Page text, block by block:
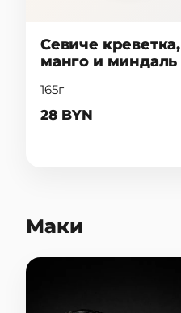
Севиче креветка,
манго и миндаль
165г
28 BYN
Маки